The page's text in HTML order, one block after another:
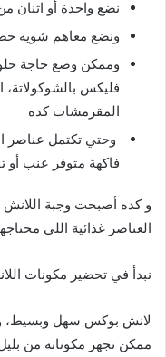
نضع واحدة أو اثنان
ونضع معاهم شوية
وممكن وضع حاجة
فليكس بالشوكولاتة،
المقرمشات كده
وحتي تكتمل عناصر
فاكهة متوفر عنب أو
و كده أصبحت وجبة اللانش
العناصر غذائية اللي
نبدأ في تحضير مكونات
لانش بوكس سهل وبسيط،
ممكن نجهز مكوناته من